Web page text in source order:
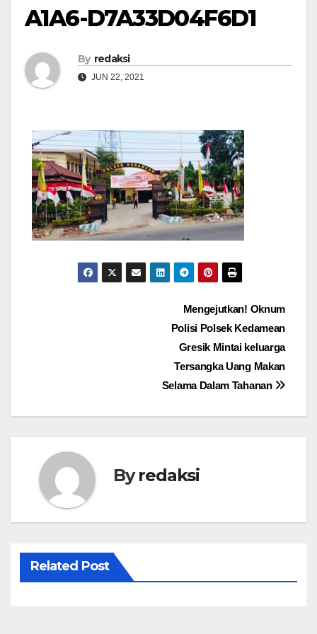
A1A6-D7A33D04F6D1
By redaksi
JUN 22, 2021
Mengejutkan! Oknum
Polisi Polsek Kedamean
Gresik Mintai keluarga
Tersangka Uang Makan
Selama Dalam Tahanan
Byredaksi
Related Post